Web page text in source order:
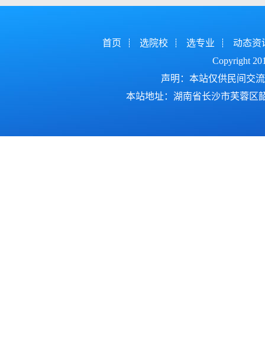
首页 选院校 选专业
动态资
Copyright
声明：本站仅供民间交
本站地址：湖南省长沙市芙蓉区